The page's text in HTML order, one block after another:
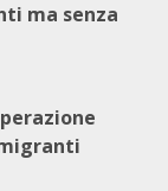
ma senza